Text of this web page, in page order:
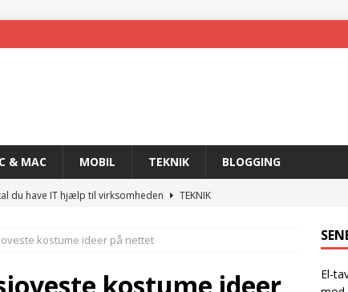
& MAC MOBIL TEKNIK BLOGGING
du have IT hjælp til virksomheden
TEKNIK
med trådløs teknologi
MOBIL
og det rette produkt
kostume ideer på nettet
El-